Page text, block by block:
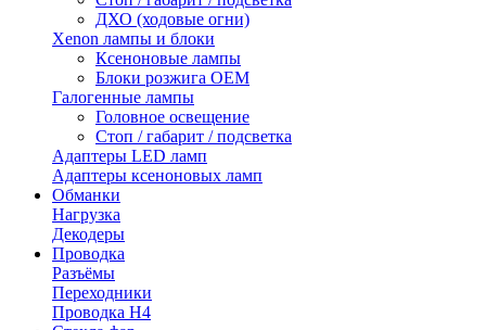
ДХО (ходовые огни)
Xenon лампы и блоки
Ксеноновые лампы
Блоки розжига OEM
Галогенные лампы
Головное освещение
Стоп / габарит / подсветка
Адаптеры LED ламп
Адаптеры ксеноновых ламп
Обманки
Нагрузка
Декодеры
Проводка
Разъёмы
Переходники
Проводка H4